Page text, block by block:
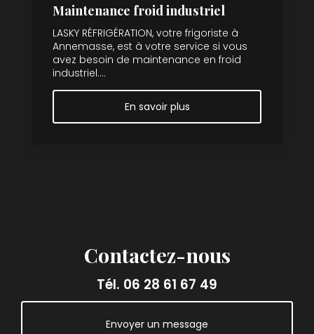
Maintenance froid industriel
LASKY RÉFRIGÉRATION, votre frigoriste à
Annemasse, est à votre service si vous
avez besoin de maintenance en froid
industriel....
En savoir plus
Contactez-nous
Tél. 06 28 61 67 49
Envoyer un message